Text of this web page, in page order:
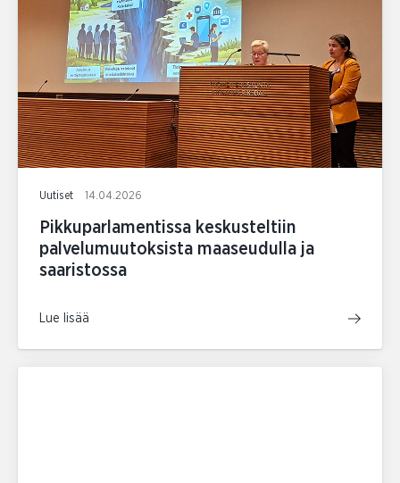
Uutiset 14.04.2026
Pikkuparlamentissa keskusteltiin
palvelumuutoksista maaseudulla ja
saaristossa
Lue lisää